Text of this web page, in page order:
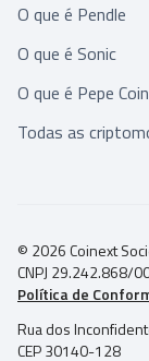
O que é Pendle
O que é Sonic
O que é Pepe Coin
Todas as
© 2026 Coinext
CNPJ 29.242.868/
Política de
Rua dos
CEP 30140-128